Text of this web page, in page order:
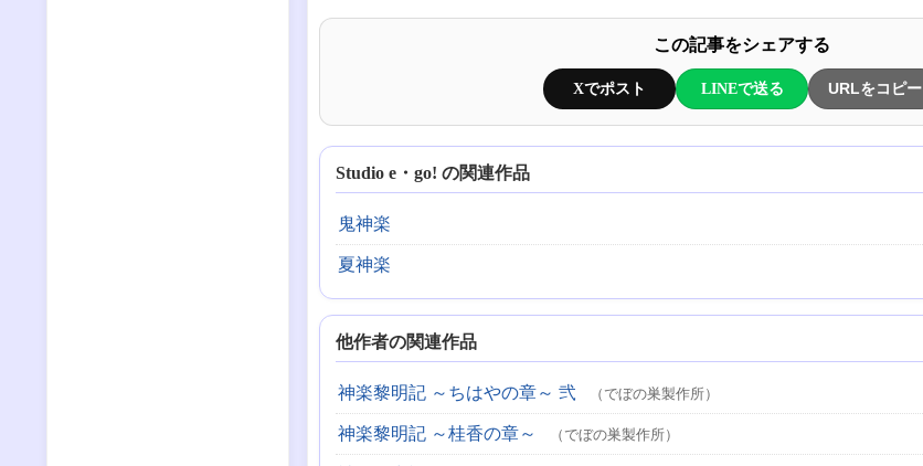
この記事をシェアする
Xでポスト LINEで送る URLをコピー
Studio e・go! の関連作品
鬼神楽
夏神楽
他作者の関連作品
神楽黎明記 ～ちはやの章～ 弐 （でぼの巣製作所）
神楽黎明記 ～桂香の章～ （でぼの巣製作所）